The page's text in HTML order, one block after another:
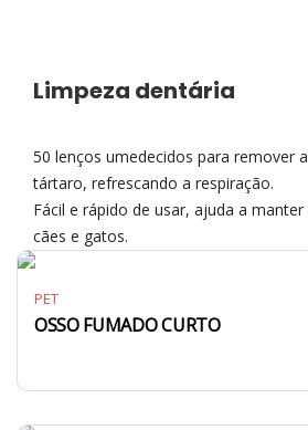
Limpeza dentária
50 lenços umedecidos para remover
tártaro, refrescando a respiração.
Fácil e rápido de usar, ajuda a
cães e gatos.
PET
OSSO FUMADO CURTO